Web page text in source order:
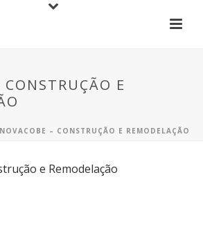
E
NOVACOBE – CONSTRUÇÃO E REMODELAÇÃO